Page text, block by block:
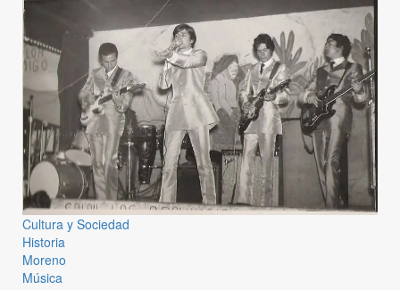
Cultura y Sociedad
Historia
Moreno
Música